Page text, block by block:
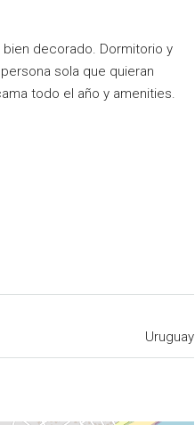
bien decorado. Dormitorio y
sola que quieran
todo el año y amenities.
Uruguay